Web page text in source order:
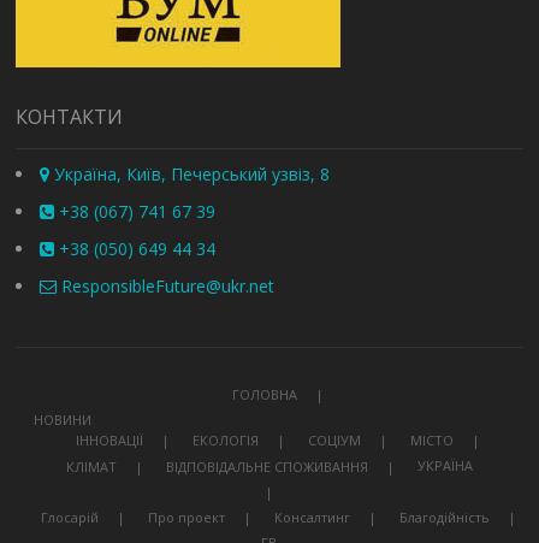
КОНТАКТИ
Україна, Київ, Печерський узвіз, 8
+38 (067) 741 67 39
+38 (050) 649 44 34
ResponsibleFuture@ukr.net
ГОЛОВНА
НОВИНИ
ІННОВАЦІЇ
ЕКОЛОГІЯ СОЦІУМ
МІСТО
КЛІМАТ
ВІДПОВІДАЛЬНЕ СПОЖИВАННЯ УКРАЇНА
Глосарій Про проект Консалтинг
Благодійність